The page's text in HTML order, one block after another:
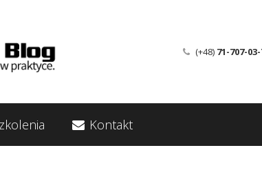
(+48) 71-707-
Kontakt